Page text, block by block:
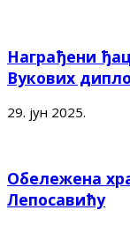
Награђени
Вукових
29. јун 2025.
Обележена
Лепосавићу